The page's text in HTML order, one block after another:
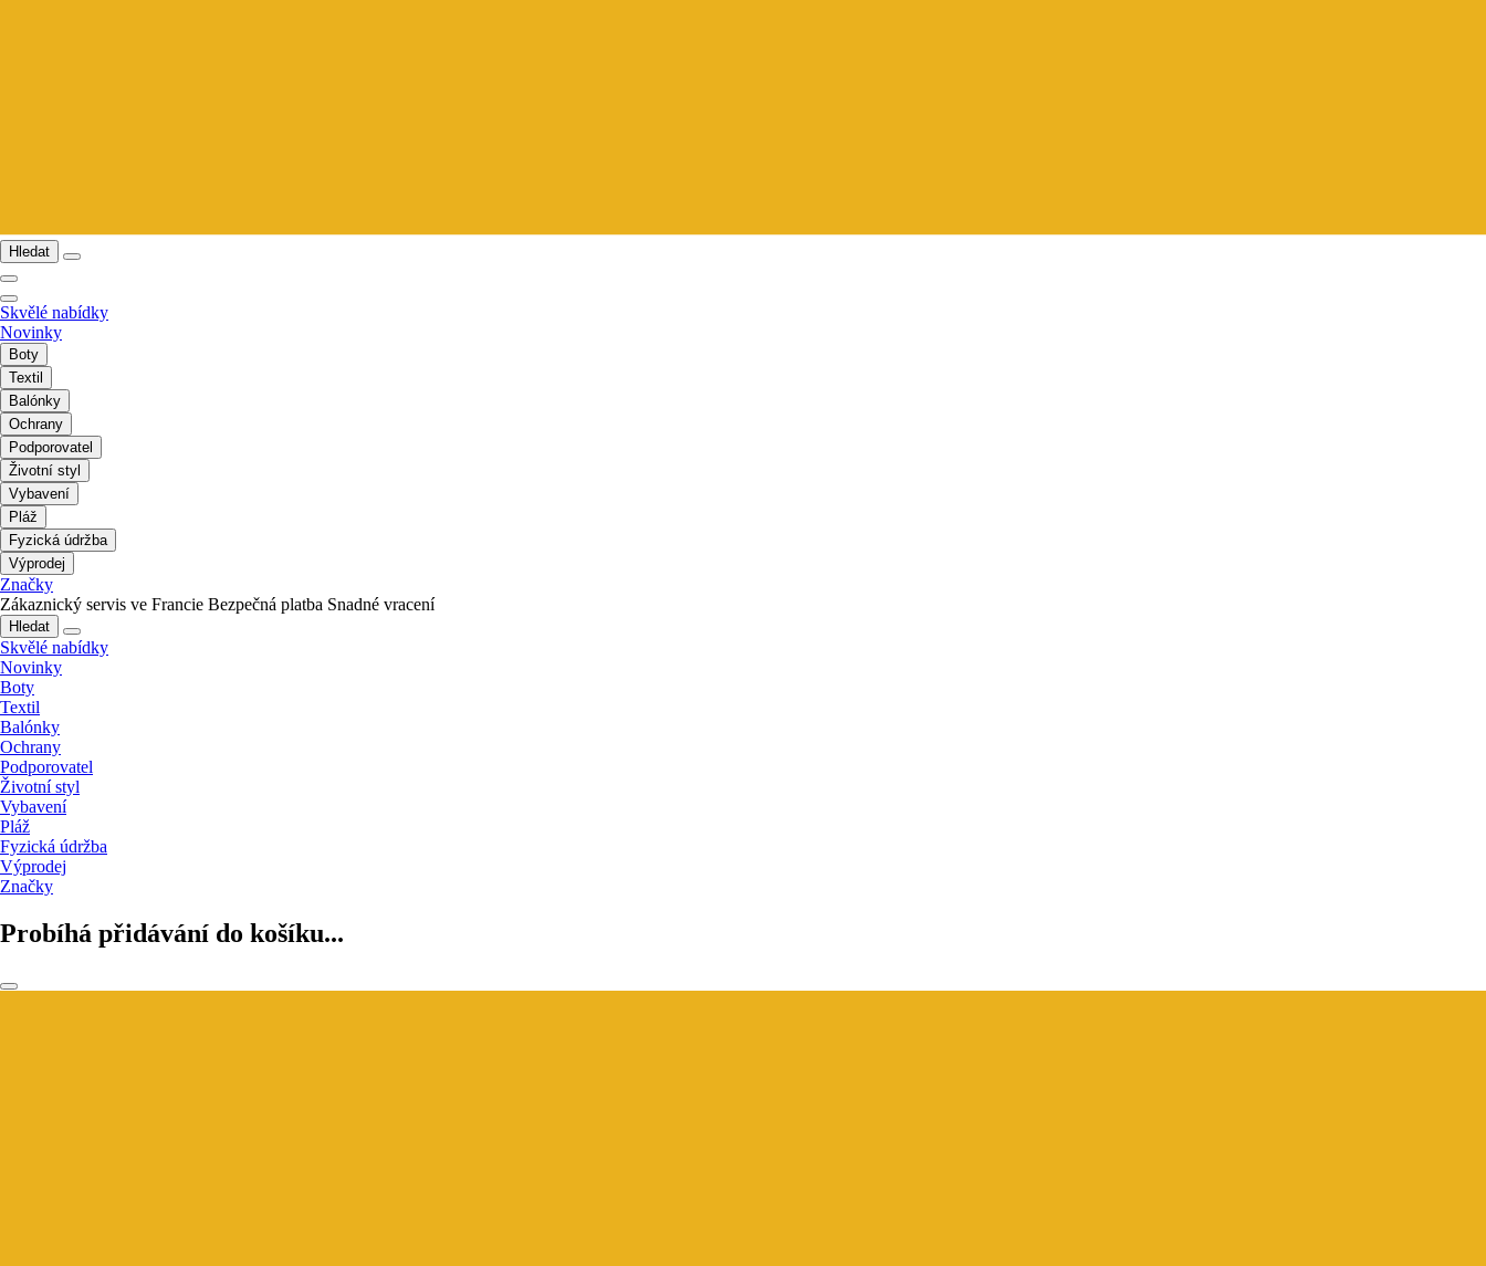
Hledat
Skvělé nabídky
Novinky
Boty
Textil
Balónky
Ochrany
Podporovatel
Životní styl
Vybavení
Pláž
Fyzická údržba
Výprodej
Značky
Zákaznický servis ve Francie Bezpečná platba Snadné vracení
Hledat
Skvělé nabídky
Novinky
Boty
Textil
Balónky
Ochrany
Podporovatel
Životní styl
Vybavení
Pláž
Fyzická údržba
Výprodej
Značky
Probíhá přidávání do košíku...